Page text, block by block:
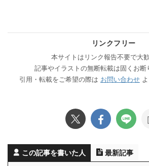
リンクフリー
本サイトはリンク報告不要で大歓
記事やイラストの無断転載は固くお断
引用・転載をご希望の際は お問い合わせ
この記事を書いた人 最新記事